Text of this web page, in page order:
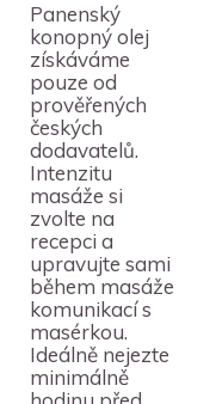
Panenský
konopný olej
získáváme
pouze od
prověřených
českých
dodavatelů.
Intenzitu
masáže si
zvolte na
recepci a
upravujte sami
během masáže
komunikací s
masérkou.
Ideálně nejezte
minimálně